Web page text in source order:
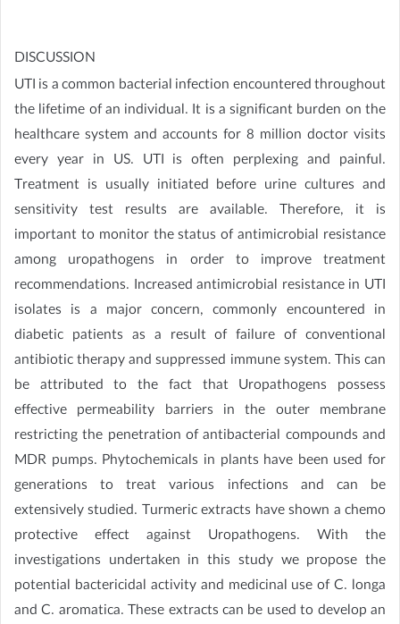
DISCUSSION
UTI is a common bacterial infection encountered throughout
the lifetime of an individual. It is a significant burden on the
healthcare system and accounts for 8 million doctor visits
every year in US. UTI is often perplexing and painful.
Treatment is usually initiated before urine cultures and
sensitivity test results are available. Therefore, it is
important to monitor the status of antimicrobial resistance
among uropathogens in order to improve treatment
recommendations. Increased antimicrobial resistance in UTI
isolates is a major concern, commonly encountered in
diabetic patients as a result of failure of conventional
antibiotic therapy and suppressed immune system. This can
be attributed to the fact that Uropathogens possess
effective permeability barriers in the outer membrane
restricting the penetration of antibacterial compounds and
MDR pumps. Phytochemicals in plants have been used for
generations to treat various infections and can be
extensively studied. Turmeric extracts have shown a chemo
protective effect against Uropathogens. With the
investigations undertaken in this study we propose the
potential bactericidal activity and medicinal use of C. longa
and C. aromatica. These extracts can be used to develop an